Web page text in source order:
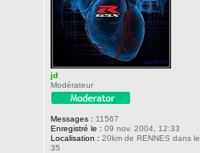
jd
Modérateur
Messages : 11567
Enregistré le : 09 nov. 2004, 12:33
Localisation : 20km de RENNES dans le
35